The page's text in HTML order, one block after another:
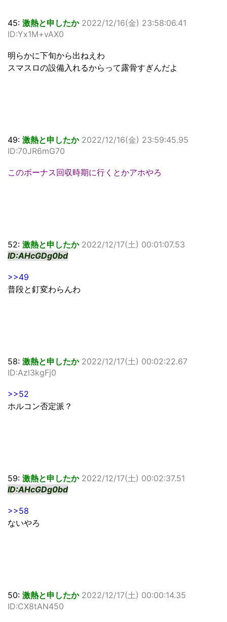
45: 激熱と申したか 2022/12/16(金) 23:58:06.41
ID:Yx1M+vAX0
明らかに下旬から出ねえわ
スマスロの設備入れるからって露骨すぎんだよ
49: 激熱と申したか 2022/12/16(金) 23:59:45.95
ID:70JR6mG70
このボーナス回収時期に行くとかアホやろ
52: 激熱と申したか 2022/12/17(土) 00:01:07.53
ID:AHcGDg0bd
>>49
普段と釘変わらんわ
58: 激熱と申したか 2022/12/17(土) 00:02:22.67
ID:Azl3kgFj0
>>52
ホルコン否定派？
59: 激熱と申したか 2022/12/17(土) 00:02:37.51
ID:AHcGDg0bd
>>58
ないやろ
50: 激熱と申したか 2022/12/17(土) 00:00:14.35
ID:CX8tAN450